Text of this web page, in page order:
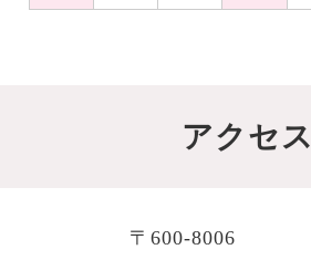
アクセス
〒600-8006